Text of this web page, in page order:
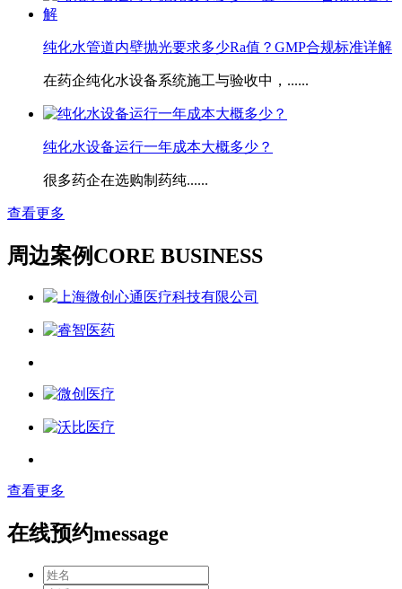
​纯化水管道内壁抛光要求多少Ra值？GMP合规标准详解
在药企纯化水设备系统施工与验收中，......
​纯化水设备运行一年成本大概多少？
很多药企在选购制药纯......
查看更多
周边案例CORE BUSINESS
查看更多
在线预约message